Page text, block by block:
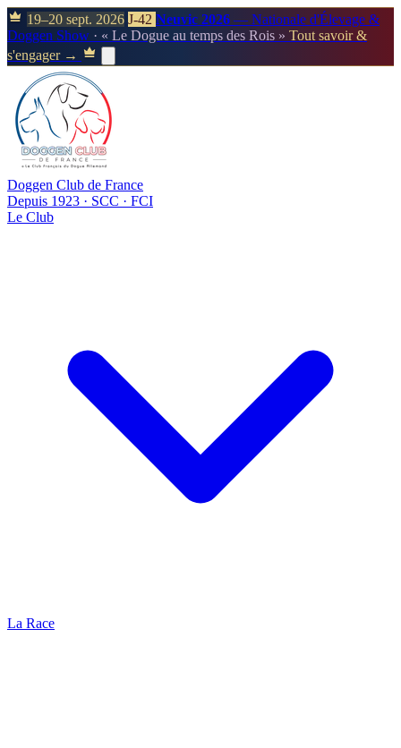
19–20 sept. 2026 J-42 Neuvic 2026 — Nationale d'Élevage &
Doggen Show · « Le Dogue au temps des Rois » Tout savoir &
s'engager →
Doggen Club de France
Depuis 1923 · SCC · FCI
Le Club
La Race